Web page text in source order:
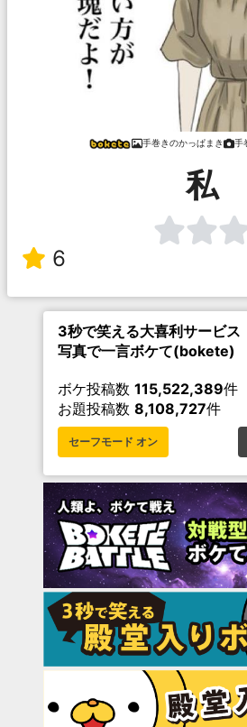
手巻きのかっぱまき 手
私
6
3秒で笑える大喜利サービス
写真で一言ボケて(bokete)
ボケ投稿数 115,522,389件
お題投稿数 8,108,727件
セーフモード オン